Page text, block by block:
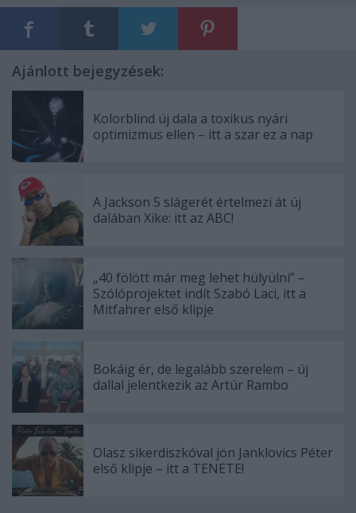
Ajánlott bejegyzések:
Kolorblind új dala a toxikus nyári
optimizmus ellen – itt a szar ez a nap
A Jackson 5 slágerét értelmezi át új
dalában Xike: itt az ABC!
„40 fölött már meg lehet hülyülni” –
Szólóprojektet indít Szabó Laci, itt a
Mitfahrer első klipje
Bokáig ér, de legalább szerelem – új
dallal jelentkezik az Artúr Rambo
Olasz sikerdiszkóval jön Janklovics Péter
első klipje – itt a TENETE!